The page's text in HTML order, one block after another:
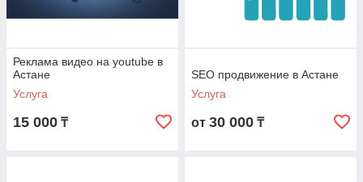
Реклама видео на youtube в
Астане
Услуга
15 000 ₸
SEO продвижение в Астане
Услуга
от 30 000 ₸